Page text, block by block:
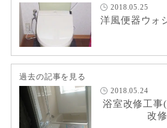
2018.05.25
洋風便器ウォ
過去の記事を見る
2018.05.24
浴室改修工事
改